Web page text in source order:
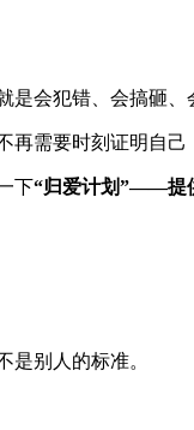
会犯错、会搞砸、
需要时刻证明自
下“归爱计划”——提
别人的标准。